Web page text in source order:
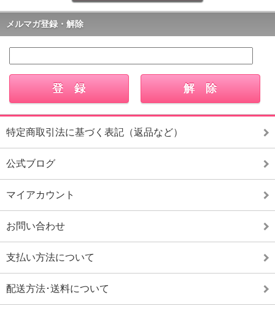
メルマガ登録・解除
特定商取引法に基づく表記（返品など）
公式ブログ
マイアカウント
お問い合わせ
支払い方法について
配送方法･送料について